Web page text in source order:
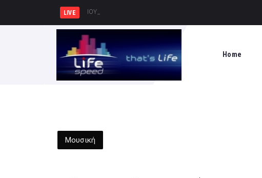
LIVE ΙΟΥΛΙΟΣ ΒΕΡΝ 200: Η Συναρπασ
Home
Μουσική